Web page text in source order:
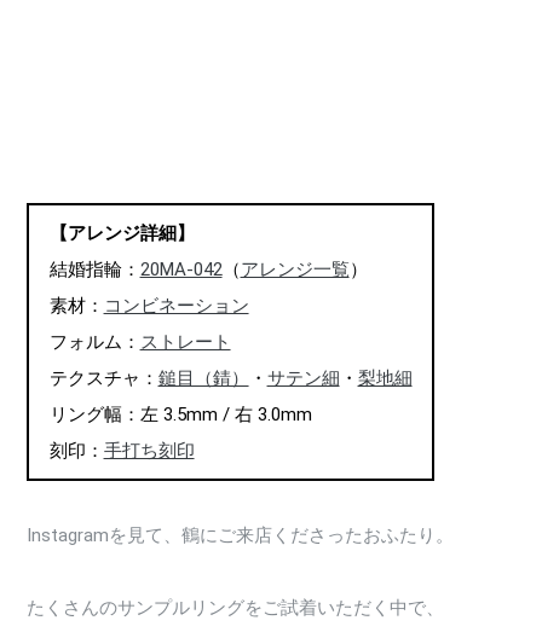
【アレンジ詳細】
結婚指輪： 20MA-042（アレンジ一覧）
素材： コンビネーション
フォルム： ストレート
テクスチャ： 鎚目（錆） ・ サテン細 ・ 梨地細
リング幅：左 3.5mm / 右 3.0mm
刻印： 手打ち刻印
Instagramを見て、鶴にご来店くださったおふたり。
たくさんのサンプルリングをご試着いただく中で、